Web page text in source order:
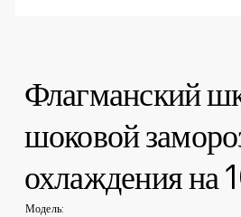
Флагманский
шоковой
охлаждения на
Модель: